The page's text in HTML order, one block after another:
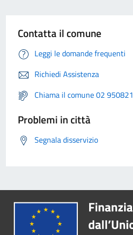
Contatta il comune
Leggi le domande frequenti
Richiedi Assistenza
Chiama il comune 02 950821
Problemi in città
Segnala disservizio